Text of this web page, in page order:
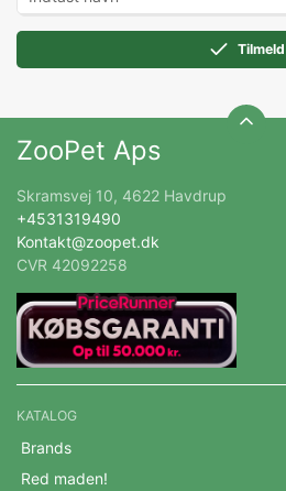
Tilmeld
ZooPet Aps
Skramsvej 10, 4622 Havdrup
+4531319490
Kontakt@zoopet.dk
CVR 42092258
KATALOG
Brands
Red maden!